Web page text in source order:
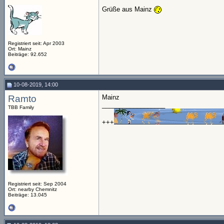
Registriert seit: Apr 2003
Ort: Mainz
Beiträge: 92.652
Grüße aus Mainz
10-08-2019, 14:00
Ramto
TBB Family
Registriert seit: Sep 2004
Ort: nearby Chemnitz
Beiträge: 13.045
Mainz
+++